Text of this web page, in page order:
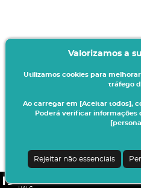
Valorizamos a
Utilizamos cookies para
tráfego
Ao carregar em [Aceitar todos],
Poderá verificar informações
Rejeitar não essenciais